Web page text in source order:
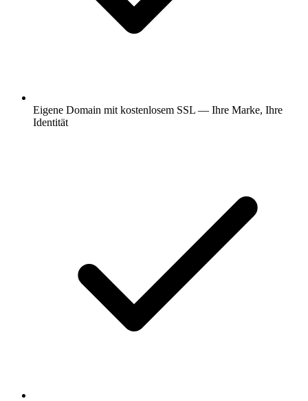
Eigene Domain mit kostenlosem SSL — Ihre Marke, Ihre
Identität